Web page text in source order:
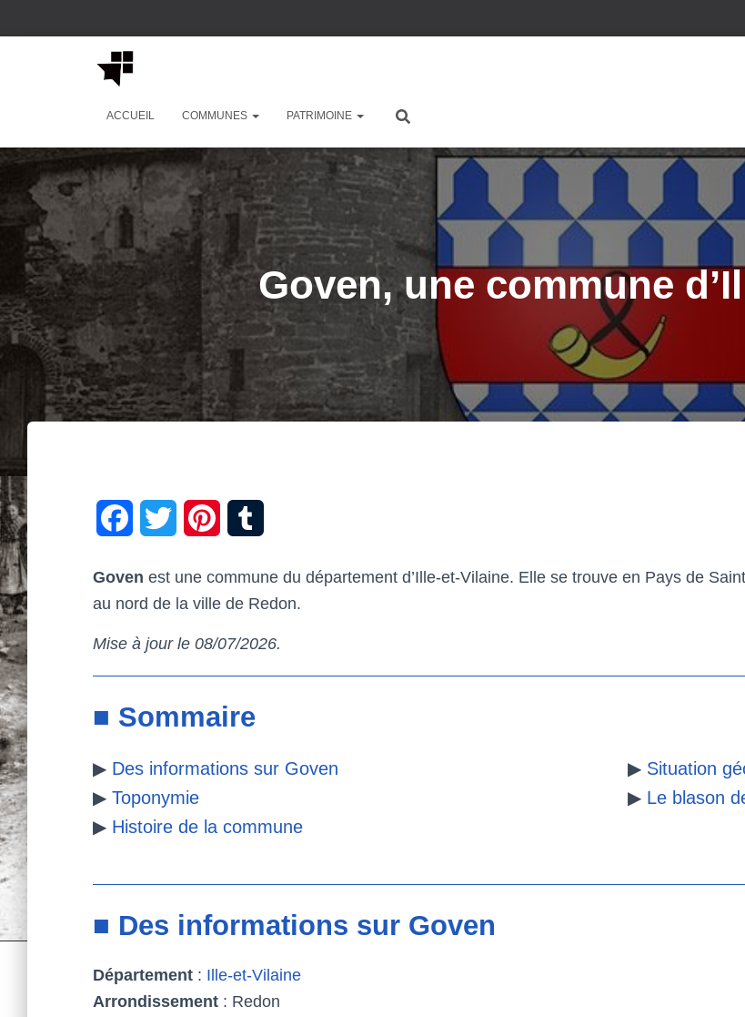
ACCUEIL COMMUNES PATRIMOINE
Goven, une commune
k s
Goven est une commune du département d’Ille-et-Vilaine. Elle se trouve en Pays de
au nord de la ville de Redon.
Mise à jour le 08/07/2026.
■ Sommaire
▶ Des informations sur Goven
▶ Toponymie
▶ Histoire de la commune
▶ Situation
▶ Le blason
■ Des informations sur Goven
Département : Ille-et-Vilaine
Arrondissement : Redon